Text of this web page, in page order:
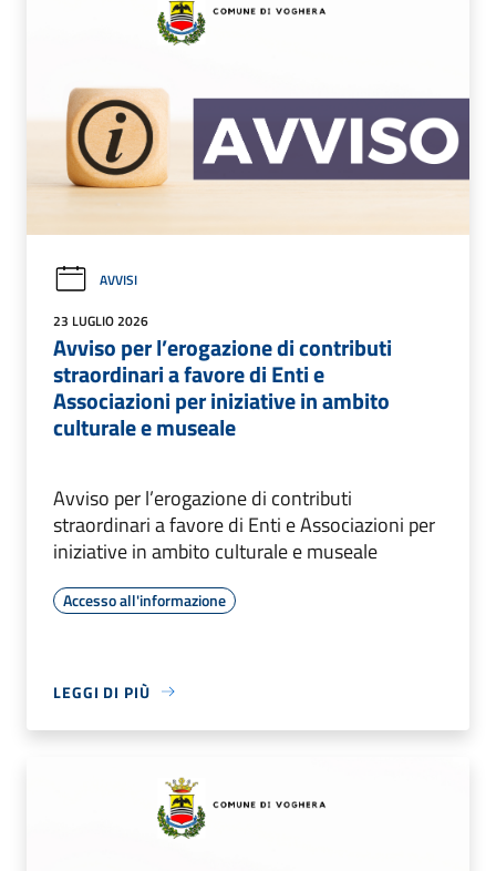
AVVISI
23 LUGLIO 2026
Avviso per l’erogazione di contributi
straordinari a favore di Enti e
Associazioni per iniziative in ambito
culturale e museale
Avviso per l’erogazione di contributi
straordinari a favore di Enti e Associazioni per
iniziative in ambito culturale e museale
Accesso all'informazione
LEGGI DI PIÙ